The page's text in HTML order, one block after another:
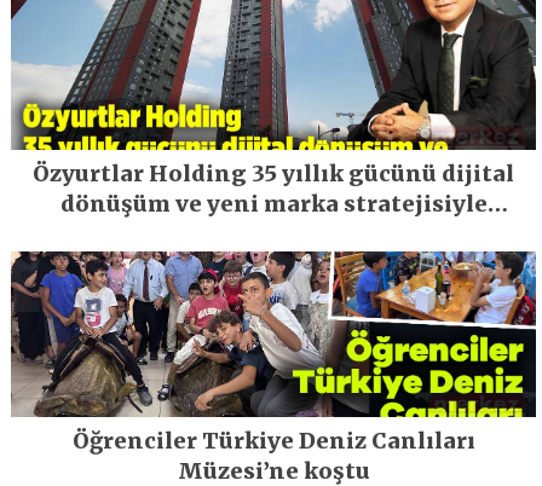
Özyurtlar Holding 35 yıllık gücünü dijital
dönüşüm ve yeni marka stratejisiyle
Öğrenciler Türkiye Deniz Canlıları
Müzesi’ne koştu